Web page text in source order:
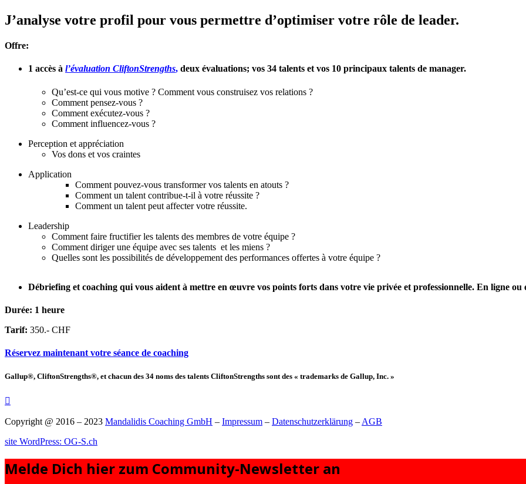
J’analyse votre profil pour vous permettre d’optimiser votre rôle de leader.
Offre:
1 accès à l’évaluation CliftonStrengths, deux évaluations; vos 34 talents et vos 10 principaux talents de manager.
Qu’est-ce qui vous motive ? Comment vous construisez vos relations ?
Comment pensez-vous ?
Comment exécutez-vous ?
Comment influencez-vous ?
Perception et appréciation
Vos dons et vos craintes
Application
Comment pouvez-vous transformer vos talents en atouts ?
Comment un talent contribue-t-il à votre réussite ?
Comment un talent peut affecter votre réussite.
Leadership
Comment faire fructifier les talents des membres de votre équipe ?
Comment diriger une équipe avec ses talents et les miens ?
Quelles sont les possibilités de développement des performances offertes à votre équipe ?
Débriefing et coaching qui vous aident à mettre en œuvre vos points forts dans votre vie privée et professionnelle. En ligne ou
Durée: 1 heure
Tarif: 350.- CHF
Réservez maintenant votre séance de coaching
Gallup®, CliftonStrengths®, et chacun des 34 noms des talents CliftonStrengths sont des « trademarks de Gallup, Inc. »

Copyright @ 2016 – 2023 Mandalidis Coaching GmbH – Impressum – Datenschutzerklärung – AGB
site WordPress: OG-S.ch
Melde Dich hier zum Community-Newsletter an